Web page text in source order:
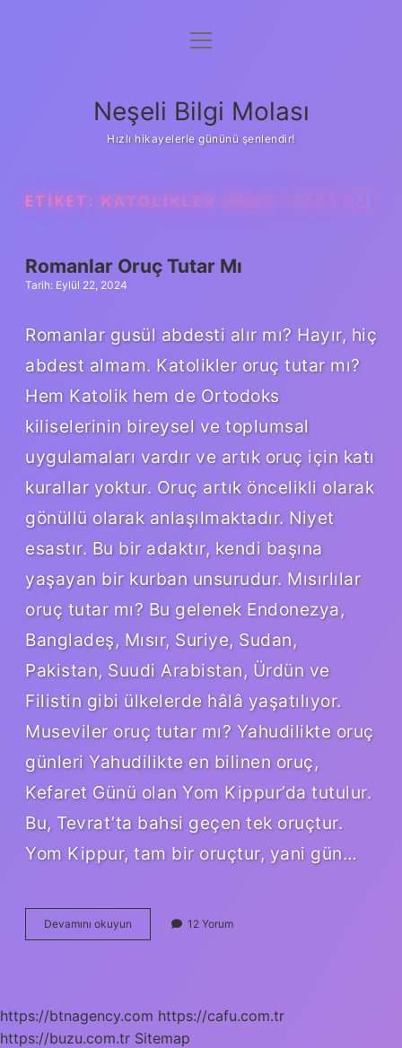
Anasayfa
Yasal Uyarı
menüyü
Neşeli Bilgi Molası
Hızlı hikayelerle gününü şenlendir!
ETIKET: KATOLIKLER ORUÇ TUTAR MI
Romanlar Oruç Tutar Mı
Tarih: Eylül 22, 2024
Romanlar gusül abdesti alır mı? Hayır, hiç
abdest almam. Katolikler oruç tutar mı?
Hem Katolik hem de Ortodoks
kiliselerinin bireysel ve toplumsal
uygulamaları vardır ve artık oruç için katı
kurallar yoktur. Oruç artık öncelikli olarak
gönüllü olarak anlaşılmaktadır. Niyet
esastır. Bu bir adaktır, kendi başına
yaşayan bir kurban unsurudur. Mısırlılar
oruç tutar mı? Bu gelenek Endonezya,
Bangladeş, Mısır, Suriye, Sudan,
Pakistan, Suudi Arabistan, Ürdün ve
Filistin gibi ülkelerde hâlâ yaşatılıyor.
Museviler oruç tutar mı? Yahudilikte oruç
günleri Yahudilikte en bilinen oruç,
Kefaret Günü olan Yom Kippur’da tutulur.
Bu, Tevrat’ta bahsi geçen tek oruçtur.
Yom Kippur, tam bir oruçtur, yani gün…
Devamını okuyun Romanlar
Oruç
12 Yorum
https://btnagency.com https://cafu.com.tr
https://buzu.com.tr Sitemap